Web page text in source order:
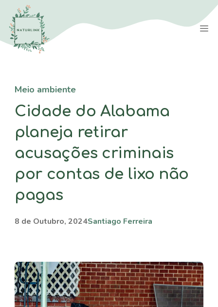
Saltar
para
conteúdo
Meio ambiente
Cidade do Alabama
planeja retirar
acusações criminais
por contas de lixo não
pagas
8 de Outubro, 2024Santiago Ferreira